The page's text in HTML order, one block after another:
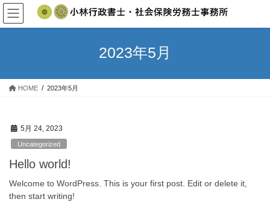
コ
ン
テ
ス
ナ
ビ
ゲ
ン
2023年5月
HOME 2023年5月
5月 24, 2023
Uncategorized
Hello world!
Welcome to WordPress. This is your first post. Edit or delete it,
then start writing!